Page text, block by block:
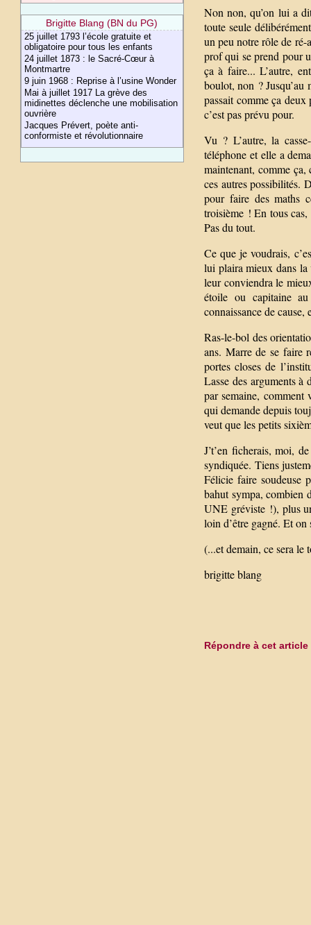
Brigitte Blang (BN du PG)
25 juillet 1793 l’école gratuite et
obligatoire pour tous les enfants
24 juillet 1873 : le Sacré-Cœur à
Montmartre
9 juin 1968 : Reprise à l’usine Wonder
Mai à juillet 1917 La grève des
midinettes déclenche une mobilisation
ouvrière
Jacques Prévert, poète anti-
conformiste et révolutionnaire
Non non, qu’on lui a
toute seule
un peu notre rôle de
prof qui se prend pour
ça à faire... L’autre,
boulot, non ?
passait comme ça deux
c’est pas prévu pour.
Vu ? L’autre, la
téléphone et elle a
maintenant, comme
ces autres possibilités.
pour faire des maths
troisième ! En tous
Pas du tout.
Ce que je voudrais,
lui plaira mieux dans la
leur conviendra le
étoile ou capitaine
connaissance de
Ras-le-bol des
ans. Marre de se faire
portes closes de
Lasse des arguments à
par semaine, comment
qui demande depuis
veut que les petits
J’t’en ficherais, moi,
syndiquée. Tiens
Félicie faire soudeuse
bahut sympa, combien
UNE gréviste !), plus
loin d’être gagné. Et on
(...et demain, ce sera le
brigitte blang
Répondre à cet article